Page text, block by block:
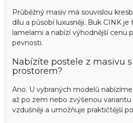
Průběžný masiv má souvislou
dílu a působí luxusněji. Buk CINK
lamelami a nabízí výhodnější cenu
pevnosti.
Nabízíte postele z masivu
prostorem?
Ano. U vybraných modelů
až po zem nebo zvýšenou variantu
vzdušněji a umožňuje praktičtější